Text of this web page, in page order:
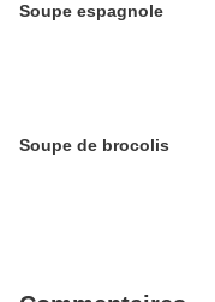
Soupe espagnole
Soupe de brocolis